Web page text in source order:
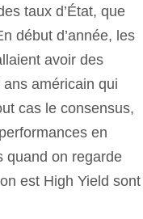
taux d’État, que
début d’année, les
avoir des
américain qui
cas le consensus,
en
quand on regarde
est High Yield sont